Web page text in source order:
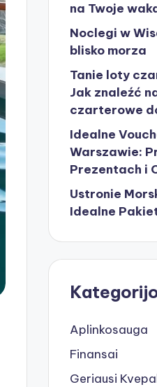
na Twoje
Noclegi w
blisko morza
Tanie loty
Jak znaleźć
czarterowe
Idealne
Warszawie:
Prezentach i
Ustronie
Idealne
Aplinkosauga
Finansai
Geriausi